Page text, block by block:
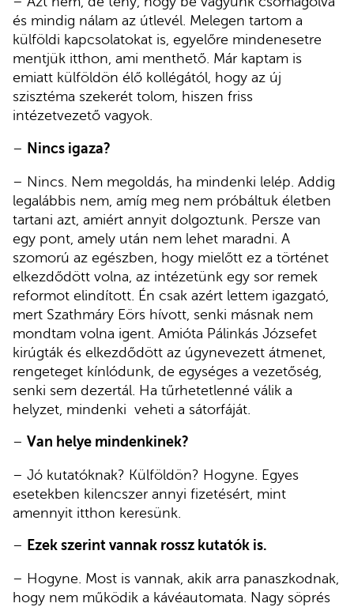
és mindig nálam az útlevél. Melegen tartom a
külföldi kapcsolatokat is, egyelőre mindenesetre
mentjük itthon, ami menthető. Már kaptam is
emiatt külföldön élő kollégától, hogy az új
szisztéma szekerét tolom, hiszen friss
intézetvezető vagyok.
– Nincs igaza?
– Nincs. Nem megoldás, ha mindenki lelép. Addig
legalábbis nem, amíg meg nem próbáltuk életben
tartani azt, amiért annyit dolgoztunk. Persze van
egy pont, amely után nem lehet maradni. A
szomorú az egészben, hogy mielőtt ez a történet
elkezdődött volna, az intézetünk egy sor remek
reformot elindított. Én csak azért lettem igazgató,
mert Szathmáry Eörs hívott, senki másnak nem
mondtam volna igent. Amióta Pálinkás Józsefet
kirúgták és elkezdődött az úgynevezett átmenet,
rengeteget kínlódunk, de egységes a vezetőség,
senki sem dezertál. Ha tűrhetetlenné válik a
helyzet, mindenki veheti a sátorfáját.
– Van helye mindenkinek?
– Jó kutatóknak? Külföldön? Hogyne. Egyes
esetekben kilencszer annyi fizetésért, mint
amennyit itthon keresünk.
– Ezek szerint vannak rossz kutatók is.
– Hogyne. Most is vannak, akik arra panaszkodnak,
hogy nem működik a kávéautomata. Nagy söprés